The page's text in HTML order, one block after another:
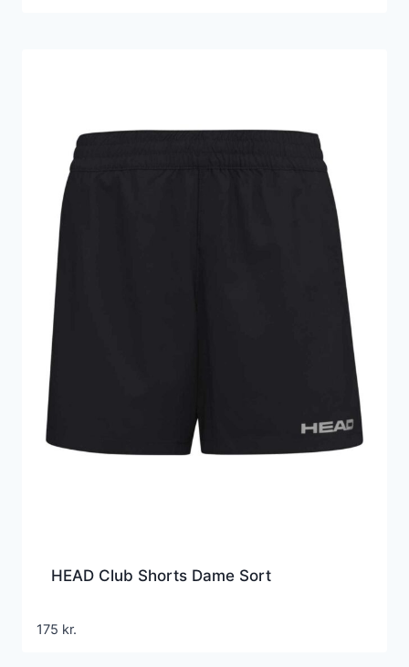
HEAD Club Shorts Dame Sort
175 kr.